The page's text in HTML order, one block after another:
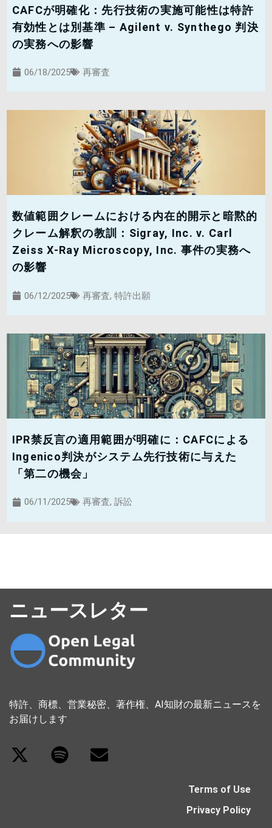
CAFCが明確化：先行技術の実施可能性は特許
有効性とは別基準 – Agilent v. Synthego 判決
の実務への影響
06/18/2025 再審査
数値範囲クレームにおける内在的開示と暗黙的
クレーム解釈の教訓：Sigray, Inc. v. Carl
Zeiss X-Ray Microscopy, Inc. 事件の実務へ
の影響
06/12/2025 再審査, 特許出願
IPR禁反言の適用範囲が明確に：CAFCによる
Ingenico判決がシステム先行技術に与えた
「第二の機会」
06/11/2025 再審査, 訴訟
ニュースレター
特許、商標、営業秘密、著作権、AI知財の最新ニュースを
お届けします
Terms of Use
Privacy Policy